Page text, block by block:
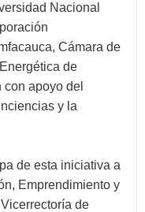
Nacional
Cámara de
de
apoyo del
y la
de esta iniciativa a
Emprendimiento y
de